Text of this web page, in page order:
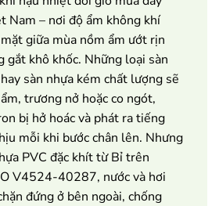
Nam – nơi độ ẩm không khí
giữa mùa nồm ẩm ướt rịn
gắt khô khốc. Những loại sàn
sàn nhựa kém chất lượng sẽ
trương nở hoặc co ngót,
bị hở hoác và phát ra tiếng
mỗi khi bước chân lên. Nhưng
PVC đặc khít từ Bỉ trên
V4524-40287, nước và hơi
đứng ở bên ngoài, chống